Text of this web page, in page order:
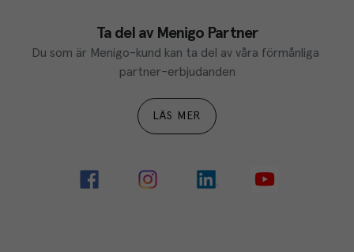
Ta del av Menigo Partner
Du som är Menigo-kund kan ta del av våra förmånliga
partner-erbjudanden
LÄS MER